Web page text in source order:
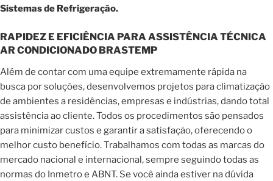
Sistemas de Refrigeração.
RAPIDEZ E EFICIÊNCIA PARA ASSISTÊNCIA TÉCNICA
AR CONDICIONADO BRASTEMP
Além de contar com uma equipe extremamente rápida na
busca por soluções, desenvolvemos projetos para climatização
de ambientes a residências, empresas e indústrias, dando total
assistência ao cliente. Todos os procedimentos são pensados
para minimizar custos e garantir a satisfação, oferecendo o
melhor custo benefício. Trabalhamos com todas as marcas do
mercado nacional e internacional, sempre seguindo todas as
normas do Inmetro e ABNT. Se você ainda estiver na dúvida